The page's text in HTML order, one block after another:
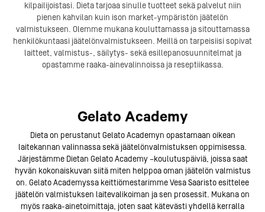
kilpailijoistasi. Dieta tarjoaa sinulle tuotteet sekä palvelut niin
pienen kahvilan kuin ison market-ympäristön jäätelön
valmistukseen. Olemme mukana kouluttamassa ja sitouttamassa
henkilökuntaasi jäätelönvalmistukseen. Meillä on tarpeisiisi sopivat
laitteet, valmistus-, säilytys- sekä esillepanosuunnitelmat ja
opastamme raaka-ainevalinnoissa ja reseptiikassa.
Gelato Academy
Dieta on perustanut Gelato Academyn opastamaan oikean
laitekannan valinnassa sekä jäätelönvalmistuksen oppimisessa.
Järjestämme Dietan Gelato Academy –koulutuspäiviä, joissa saat
hyvän kokonaiskuvan siitä miten helppoa oman jäätelön valmistus
on. Gelato Academyssa keittiömestarimme Vesa Saaristo esittelee
jäätelön valmistuksen laitevalikoiman ja sen prosessit. Mukana on
myös raaka-ainetoimittaja, joten saat kätevästi yhdellä kerralla